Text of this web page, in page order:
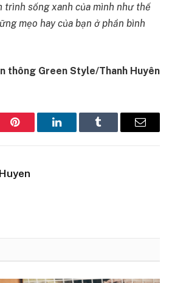
trình sống xanh của mình như thế
mẹo hay của bạn ở phần bình
thông Green Style/Thanh Huyên
Pinterest LinkedInTumblr Email